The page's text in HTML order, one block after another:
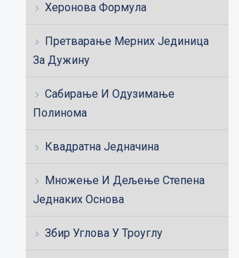
Херонова Формула
Претварање Мерних Јединица
За Дужину
Сабирање И Одузимање
Полинома
Квадратна Једначина
Множење И Дељење Степена
Једнаких Основа
Збир Углова У Троуглу